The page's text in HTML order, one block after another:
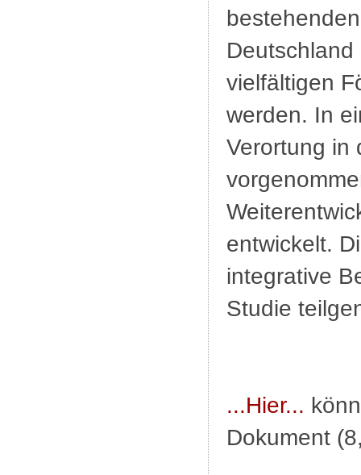
vielfältigen
werden. In
Verortung in
entwickelt.
integrative
Studie
...Hier...
Dokument